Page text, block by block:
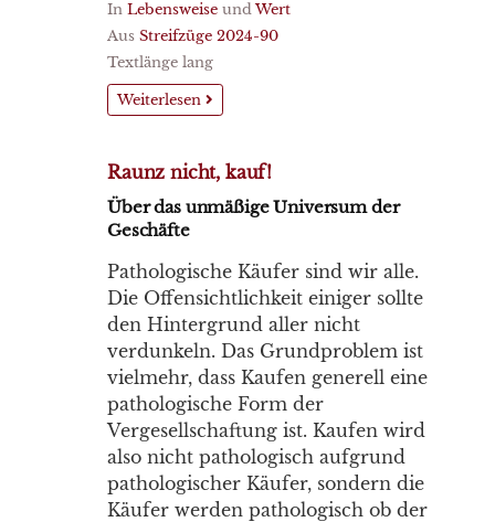
In Lebensweise undWert
Aus Streifzüge 2024-90
Textlänge lang
Weiterlesen
Raunz nicht, kauf!
Über das unmäßige Universum der
Geschäfte
Pathologische Käufer sind wir alle.
Die Offensichtlichkeit einiger sollte
den Hintergrund aller nicht
verdunkeln. Das Grundproblem ist
vielmehr, dass Kaufen generell eine
pathologische Form der
Vergesellschaftung ist. Kaufen wird
also nicht pathologisch aufgrund
pathologischer Käufer, sondern die
Käufer werden pathologisch ob der